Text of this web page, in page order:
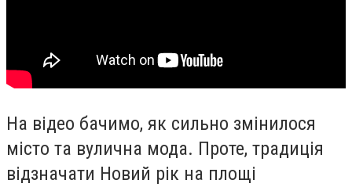
На відео бачимо, як сильно змінилося
місто та вулична мода. Проте, традиція
відзначати Новий рік на площі